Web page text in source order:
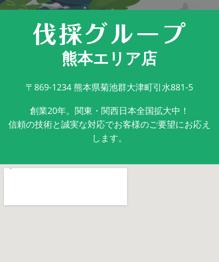
熊本エリア店
〒869-1234 熊本県菊池群大津町引水881-5
創業20年。関東・関西日本全国拡大中！
信頼の技術と誠実な対応でお客様のご要望にお応え
します。